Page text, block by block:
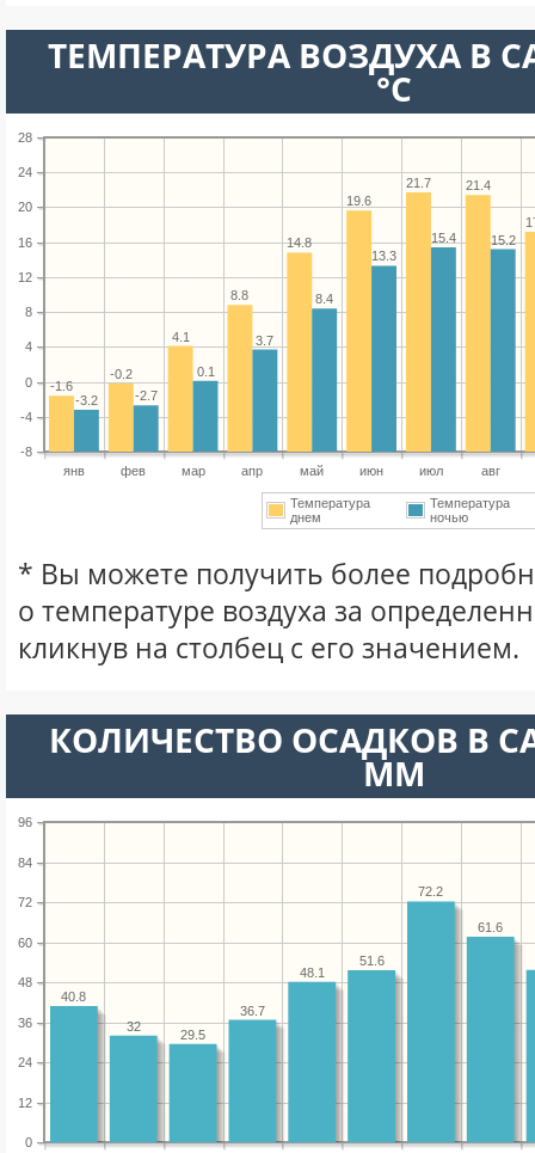
ТЕМПЕРАТУРА ВОЗДУХА В
°C
янв фев мар апр май июн июл авг
-8
-4
0
4
8
12
16
20
24
28
21.4
21.7
19.6
14.8
8.8
4.1
-0.2
-1.6
15.2
15.4
13.3
8.4
3.7
0.1
-2.7
-3.2
Температура
днем
Температура
ночью
* Вы можете получить более
о температуре воздуха за
кликнув на столбец с его значением.
КОЛИЧЕСТВО ОСАДКОВ В
ММ
0
12
24
36
48
60
72
84
96
61.6
72.2
51.6
48.1
36.7
29.5
32
40.8